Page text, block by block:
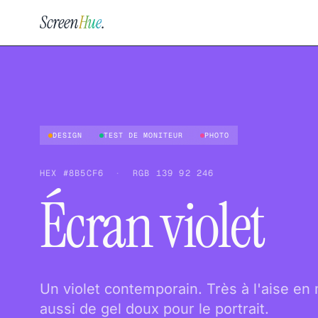
ScreenHue.
DESIGN TEST DE MONITEUR PHOTO
HEX #8B5CF6 · RGB 139 92 246
Écran violet
Un violet contemporain. Très à l'aise
aussi de gel doux pour le portrait.